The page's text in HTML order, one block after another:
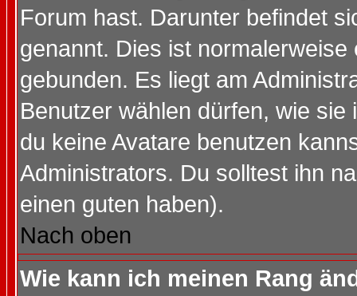
Forum hast. Darunter befindet
genannt. Dies ist
gebunden. Es liegt am
Benutzer wählen dürfen, wie
du keine Avatare benutzen
Administrators. Du solltest ihn
einen guten haben).
Nach oben
Wie kann ich meinen Rang